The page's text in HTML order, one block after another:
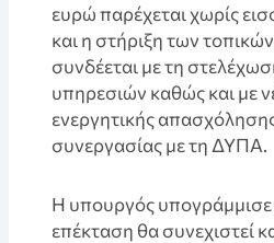
ευρώ παρέχεται χωρίς
και η στήριξη των
συνδέεται με τη
υπηρεσιών καθώς και με
ενεργητικής
συνεργασίας με τη ΔΥΠΑ.
Η υπουργός υπογράμμισε
επέκταση θα συνεχιστεί